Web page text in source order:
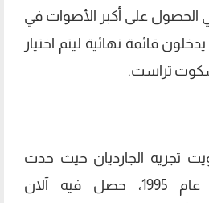
الحصول على أكبر الأصوات في
قائمة نهائية ليتم اختيار
تراست.
تجريه الجارديان حيث حدث
تصويت مماثل في عام 1995، حصل فيه آلان